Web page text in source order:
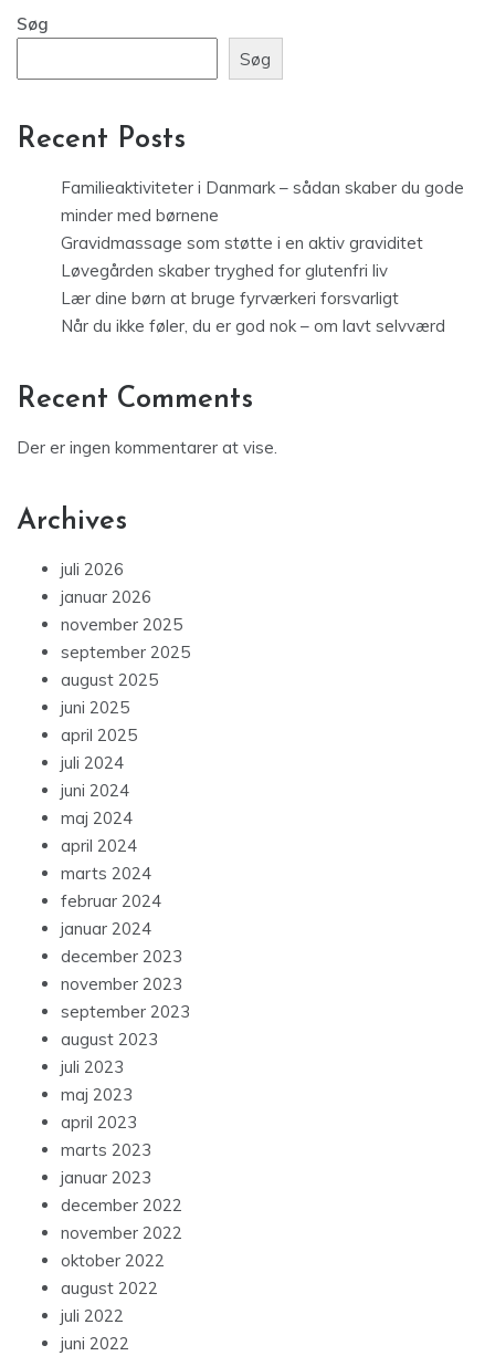
Søg
Søg
Recent Posts
Familieaktiviteter i Danmark – sådan skaber du gode
minder med børnene
Gravidmassage som støtte i en aktiv graviditet
Løvegården skaber tryghed for glutenfri liv
Lær dine børn at bruge fyrværkeri forsvarligt
Når du ikke føler, du er god nok – om lavt selvværd
Recent Comments
Der er ingen kommentarer at vise.
Archives
juli 2026
januar 2026
november 2025
september 2025
august 2025
juni 2025
april 2025
juli 2024
juni 2024
maj 2024
april 2024
marts 2024
februar 2024
januar 2024
december 2023
november 2023
september 2023
august 2023
juli 2023
maj 2023
april 2023
marts 2023
januar 2023
december 2022
november 2022
oktober 2022
august 2022
juli 2022
juni 2022